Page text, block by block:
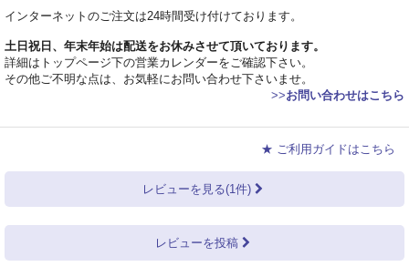
インターネットのご注文は24時間受け付けております。
土日祝日、年末年始は配送をお休みさせて頂いております。
詳細はトップページ下の営業カレンダーをご確認下さい。
その他ご不明な点は、お気軽にお問い合わせ下さいませ。
>>お問い合わせはこちら
★ ご利用ガイドはこちら
レビューを見る(1件)
レビューを投稿